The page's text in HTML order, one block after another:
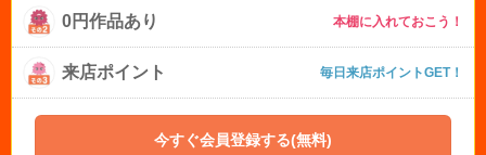
0円作品あり 本棚に入れておこう！
来店ポイント 毎日来店ポイントGET！
今すぐ会員登録する(無料)